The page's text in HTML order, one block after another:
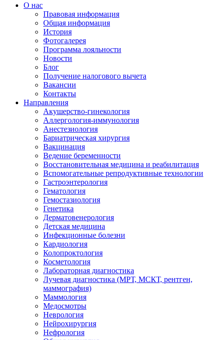
О нас
Правовая информация
Общая информация
История
Фотогалерея
Программа лояльности
Новости
Блог
Получение налогового вычета
Вакансии
Контакты
Направления
Акушерство-гинекология
Аллергология-иммунология
Анестезиология
Бариатрическая хирургия
Вакцинация
Ведение беременности
Восстановительная медицина и реабилитация
Вспомогательные репродуктивные технологии
Гастроэнтерология
Гематология
Гемостазиология
Генетика
Дерматовенерология
Детская медицина
Инфекционные болезни
Кардиология
Колопроктология
Косметология
Лабораторная диагностика
Лучевая диагностика (МРТ, МСКТ, рентген,
маммография)
Маммология
Медосмотры
Неврология
Нейрохирургия
Нефрология